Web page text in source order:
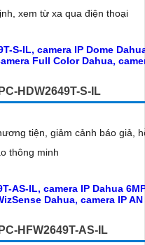
xem từ xa qua điện thoại
HDW2649T-S-IL
tiện, giảm cảnh báo giả,
thông minh
HFW2649T-AS-IL